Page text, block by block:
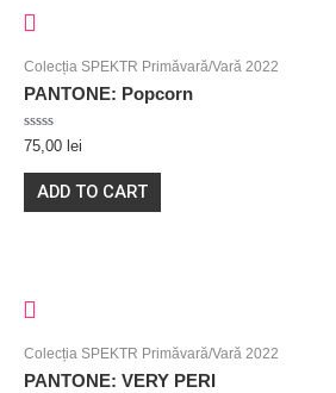
Colecția SPEKTR Primăvară/Vară 2022
PANTONE: Popcorn
Rated
out
75,00 lei
ADD TO CART
Colecția SPEKTR Primăvară/Vară 2022
PANTONE: VERY PERI